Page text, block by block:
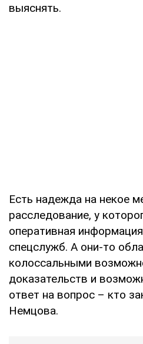
выяснять.
Есть надежда на некое
расследование, у
оперативная
спецслужб. А они-то
колоссальными
доказательств и
ответ на вопрос – кто
Немцова.